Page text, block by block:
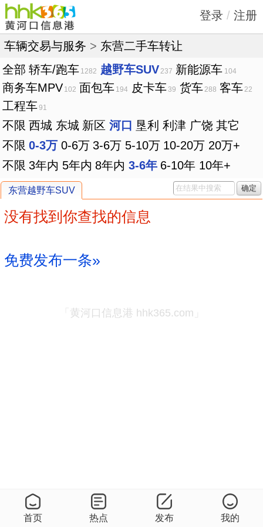
首页 热点 发布 我的
登录 / 注册
车辆交易与服务 > 东营二手车转让
全部 轿车/跑车 1282 越野车SUV 237 新能源车 104
商务车MPV 102 面包车 194 皮卡车39 货车 288 客车 22
工程车91
不限 西城 东城 新区 河口 垦利 利津 广饶 其它
不限 0-3万 0-6万 3-6万 5-10万 10-20万 20万+
不限 3年内 5年内 8年内 3-6年 6-10年 10年+
东营越野车SUV 确定
没有找到你查找的信息
免费发布一条»
「黄河口信息港 hhk365.com」